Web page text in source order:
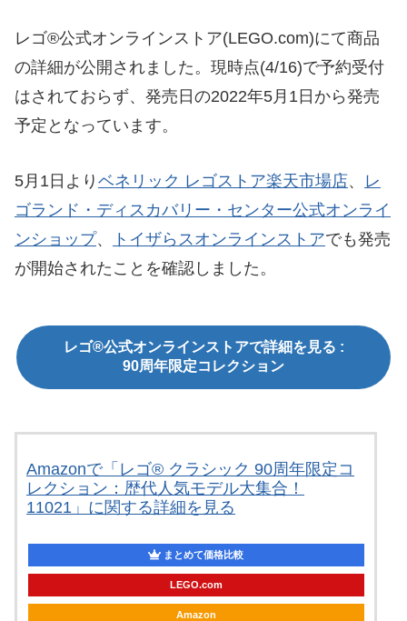
レゴ®公式オンラインストア(LEGO.com)にて商品
の詳細が公開されました。現時点(4/16)で予約受付
はされておらず、発売日の2022年5月1日から発売
予定となっています。
5月1日より ベネリック レゴストア楽天市場店、 レ
ゴランド・ディスカバリー・センター公式オンライ
ンショップ、 トイザらスオンラインストアでも発売
が開始されたことを確認しました。
レゴ®公式オンラインストアで詳細を見る :
90周年限定コレクション
Amazonで「レゴ® クラシック 90周年限定コ
レクション：歴代人気モデル大集合！
11021」に関する詳細を見る
まとめて価格比較
LEGO.com
Amazon